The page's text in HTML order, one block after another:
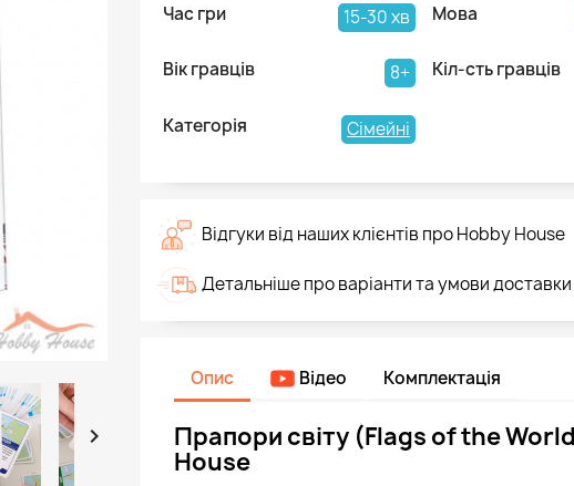

Час гри 15-30 хв Мова
Вік гравців 8+ Кіл-сть гравців
Категорія Сімейні
Відгуки від наших клієнтів про Hobby House
Детальніше про варіанти та умови доставки
Опис Відео Комплектація
Прапори світу (Flags of the
House